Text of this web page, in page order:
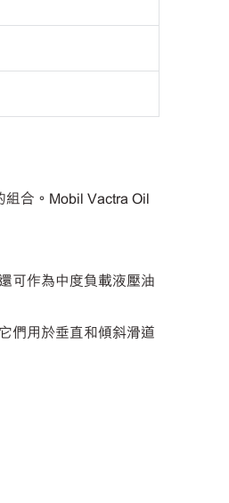
合。Mobil Vactra Oil
可作為中度負載液壓油
們用於垂直和傾斜滑道